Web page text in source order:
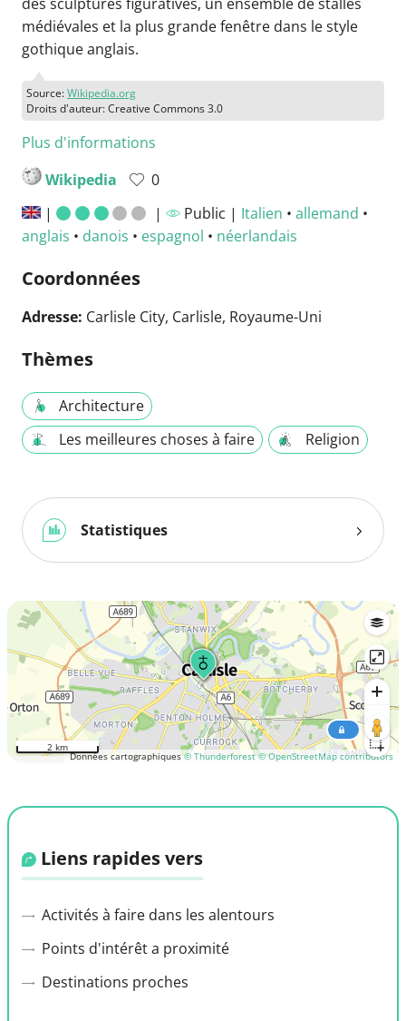
médiévales et la plus grande fenêtre dans le style
gothique anglais.
Source:Wikipedia.org
Droits d'auteur: Creative Commons 3.0
Plus d'informations
Wikipedia
0
|
| Public | Italien • allemand •
anglais • danois • espagnol • néerlandais
Coordonnées
Adresse: Carlisle City, Carlisle, Royaume-Uni
Thèmes
Architecture
Les meilleures choses à faire
Religion
Statistiques
Données cartographiques© Thunderforest © OpenStreetMap contributors
2 km
Liens rapides vers
Activités à faire dans les alentours
Points d'intérêt a proximité
Destinations proches